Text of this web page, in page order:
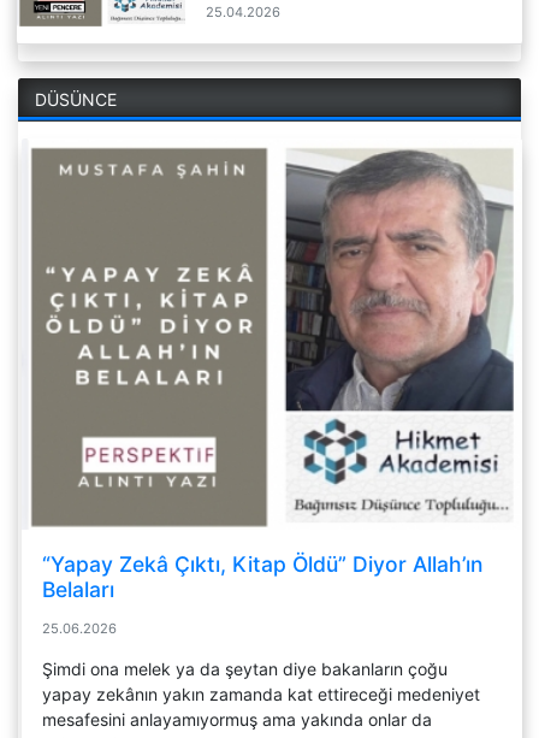
25.04.2026
DÜSÜNCE
“Yapay Zekâ Çıktı, Kitap Öldü” Diyor Allah’ın
Belaları
25.06.2026
Şimdi ona melek ya da şeytan diye bakanların çoğu
yapay zekânın yakın zamanda kat ettireceği medeniyet
mesafesini anlayamıyormuş ama yakında onlar da